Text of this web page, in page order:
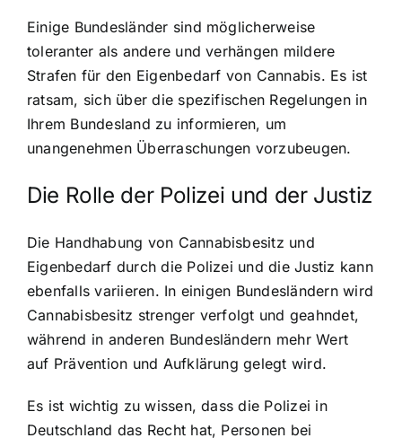
Einige Bundesländer sind möglicherweise
toleranter als andere und verhängen mildere
Strafen für den Eigenbedarf von Cannabis. Es ist
ratsam, sich über die spezifischen Regelungen in
Ihrem Bundesland zu informieren, um
unangenehmen Überraschungen vorzubeugen.
Die Rolle der Polizei und der Justiz
Die Handhabung von Cannabisbesitz und
Eigenbedarf durch die Polizei und die Justiz kann
ebenfalls variieren. In einigen Bundesländern wird
Cannabisbesitz strenger verfolgt und geahndet,
während in anderen Bundesländern mehr Wert
auf Prävention und Aufklärung gelegt wird.
Es ist wichtig zu wissen, dass die Polizei in
Deutschland das Recht hat, Personen bei